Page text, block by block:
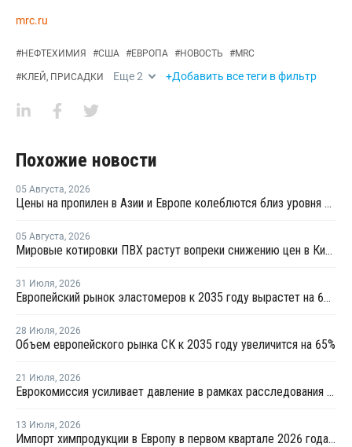
mrc.ru
#НЕФТЕХИМИЯ #США #ЕВРОПА #НОВОСТЬ #MRC
#КЛЕЙ, ПРИСАДКИ Еще2 +Добавить все теги в фильтр
Похожие новости
05 Августа, 2026
Цены на пропилен в Азии и Европе колеблются близ уровня в USD1000
05 Августа, 2026
Мировые котировки ПВХ растут вопреки снижению цен в Китае
31 Июля, 2026
Европейский рынок эластомеров к 2035 году вырастет на 64%
28 Июля, 2026
Объем европейского рынка СК к 2035 году увеличится на 65%
21 Июля, 2026
Еврокомиссия усиливает давление в рамках расследования дела о картеле на рынке строительной химии
13 Июля, 2026
Импорт химпродукции в Европу в первом квартале 2026 года упал до минимума за 5 лет